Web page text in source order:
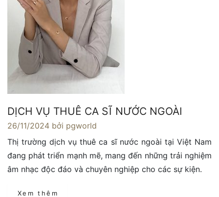
DỊCH VỤ THUÊ CA SĨ NƯỚC NGOÀI
26/11/2024 bởi pgworld
Thị trường dịch vụ thuê ca sĩ nước ngoài tại Việt Nam
đang phát triển mạnh mẽ, mang đến những trải nghiệm
âm nhạc độc đáo và chuyên nghiệp cho các sự kiện.
Xem thêm